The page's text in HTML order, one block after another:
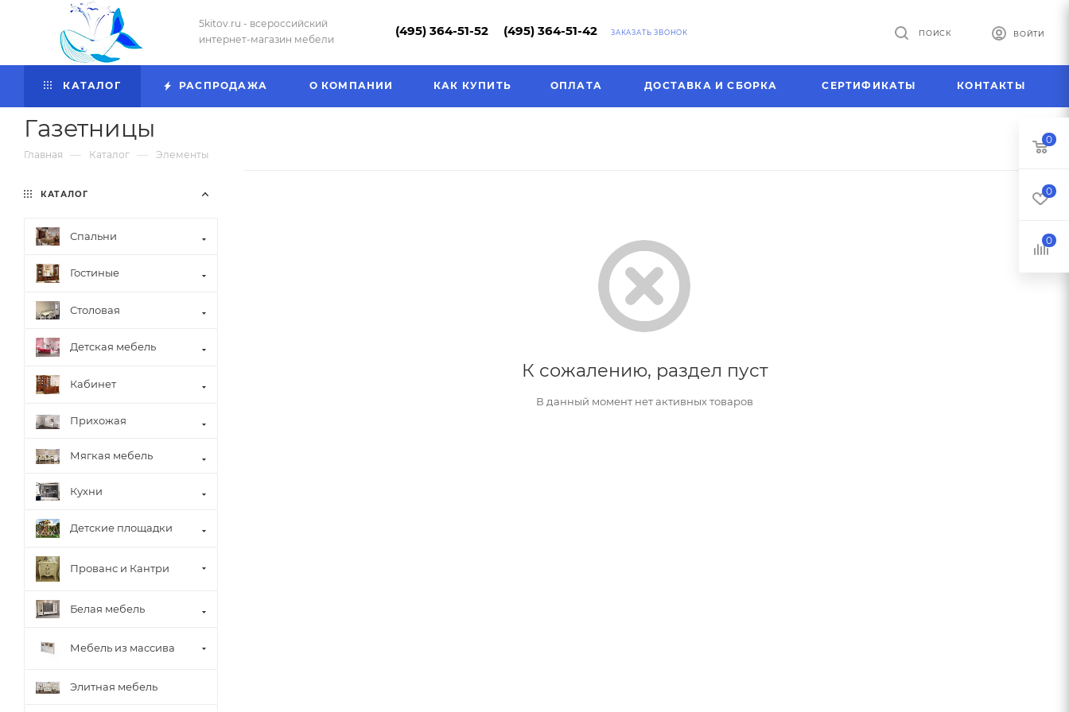
5kitov.ru - всероссийский
интернет-магазин мебели
(495) 364-51-52 (495) 364-51-42 ЗАКАЗАТЬ ЗВОНОК ВОЙТИ
ПОИСК
КАТАЛОГ РАСПРОДАЖА О КОМПАНИИ КАК КУПИТЬ ОПЛАТА ДОСТАВКА И СБОРКА СЕРТИФИКАТЫ КОНТАКТЫ
Газетницы
Главная — Каталог — Элементы
К сожалению, раздел пуст
В данный момент нет активных товаров
КАТАЛОГ
Спальни
Гостиные
Столовая
Детская мебель
Кабинет
Прихожая
Мягкая мебель
Кухни
Детские площадки
Прованс и Кантри
Белая мебель
Мебель из массива
Элитная мебель
0
0
0